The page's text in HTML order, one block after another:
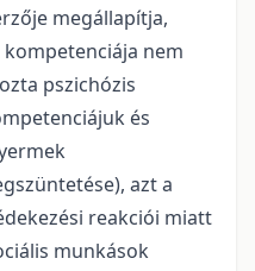
megállapítja,
nem
pszichózis
és
azt a
reakciói miatt
munkások